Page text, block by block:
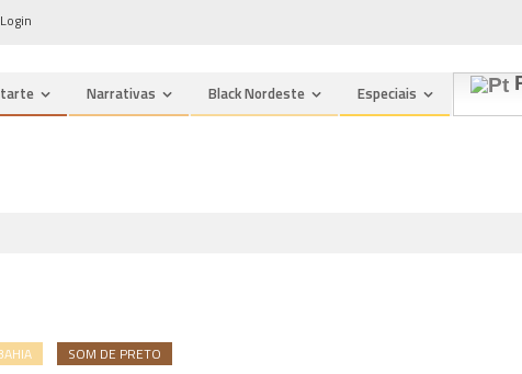
Login
Narrativas Black Nordeste Especiais
SOM DE PRETO